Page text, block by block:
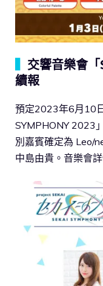
交響音樂會「
續報
預定2023年6月10
SYMPHONY 2023
別嘉賓確定為 Leo/
中島由貴。音樂會